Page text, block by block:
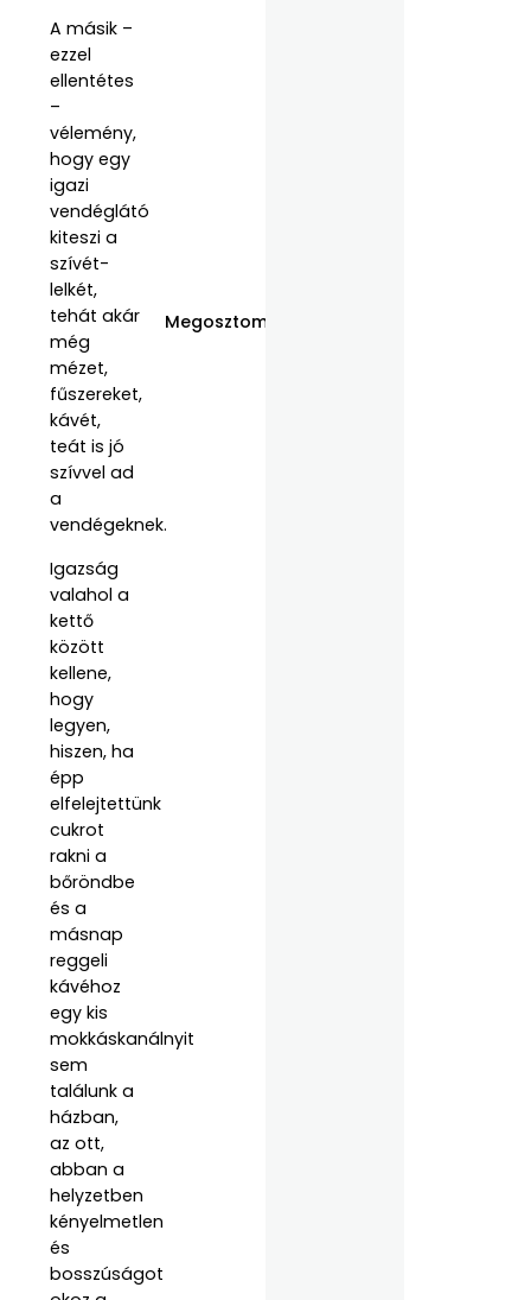
A másik –
ezzel
ellentétes
–
vélemény,
hogy egy
igazi
vendéglátó
kiteszi a
szívét-
lelkét,
tehát akár
még
mézet,
fűszereket,
kávét,
teát is jó
szívvel ad
a
vendégeknek.
Igazság
valahol a
kettő
között
kellene,
hogy
legyen,
hiszen, ha
épp
elfelejtettünk
cukrot
rakni a
bőröndbe
és a
másnap
reggeli
kávéhoz
egy kis
mokkáskanálnyit
sem
találunk a
házban,
az ott,
abban a
helyzetben
kényelmetlen
és
bosszúságot
Megosztom: